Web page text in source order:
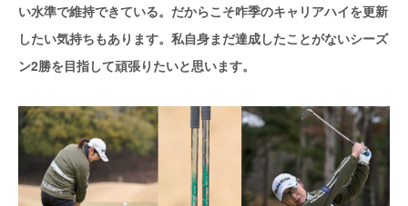
い水準で維持できている。だからこそ咋季のキャリアハイを更新
したい気持ちもあります。私自身まだ達成したことがないシーズ
ン2勝を目指して頑張りたいと思います。